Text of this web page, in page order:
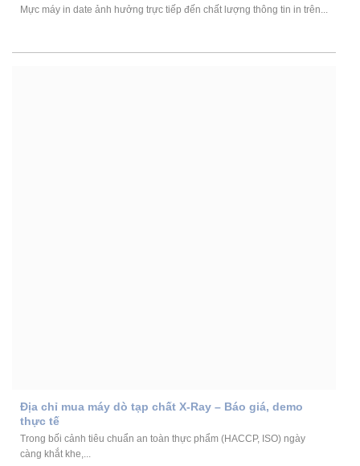
Mực máy in date ảnh hưởng trực tiếp đến chất lượng thông tin in trên...
Địa chỉ mua máy dò tạp chất X-Ray – Báo giá, demo
thực tế
Trong bối cảnh tiêu chuẩn an toàn thực phẩm (HACCP, ISO) ngày
càng khắt khe,...